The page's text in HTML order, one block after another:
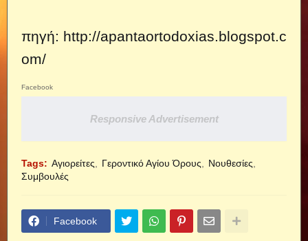
πηγή: http://apantaortodoxias.blogspot.c
om/
Facebook
Responsive Advertisement
Tags: Αγιορείτες Γεροντικό Αγίου Όρους
Νουθεσίες
Συμβουλές
Facebook